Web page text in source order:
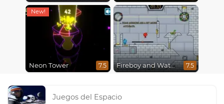
Neon Tower 7.5 Fireboy and Watergirl in The Ice Temple 7.5
Juegos del Espacio